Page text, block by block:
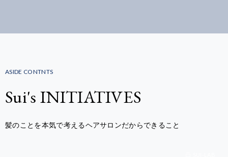
ASIDE CONTNTS
Sui's INITIATIVES
髪のことを本気で考えるヘアサロンだからできること